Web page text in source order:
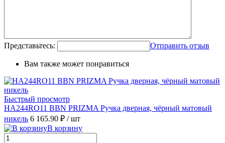
Представьтесь: Отправить отзыв
Вам также может понравиться
Быстрый просмотр
HA244RO11 BBN PRIZMA Ручка дверная, чёрный матовый
никель 6 165.90 ₽ / шт
В корзину